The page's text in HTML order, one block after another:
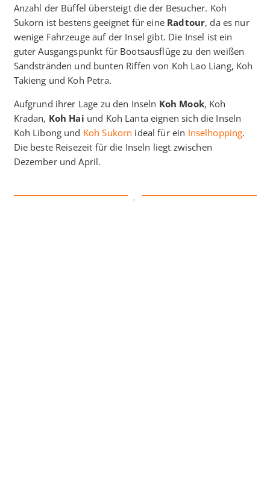
Anzahl der Büffel übersteigt die der Besucher. Koh
Sukorn ist bestens geeignet für eine Radtour, da es nur
wenige Fahrzeuge auf der Insel gibt. Die Insel ist ein
guter Ausgangspunkt für Bootsausflüge zu den weißen
Sandstränden und bunten Riffen von Koh Lao Liang, Koh
Takieng und Koh Petra.
Aufgrund ihrer Lage zu den Inseln Koh Mook, Koh
Kradan, Koh Hai und Koh Lanta eignen sich die Inseln
Koh Libong und Koh Sukorn ideal für ein Inselhopping.
Die beste Reisezeit für die Inseln liegt zwischen
Dezember und April.